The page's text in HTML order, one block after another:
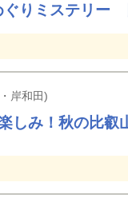
ぐりミステリー
岸和田)
しみ！秋の比